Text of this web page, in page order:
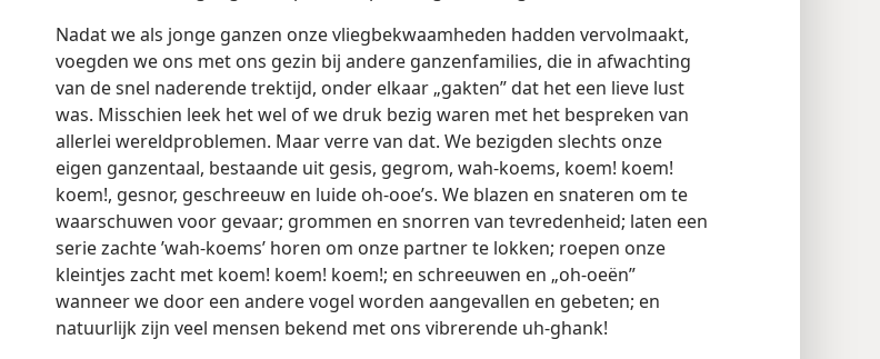
Nadat we als jonge ganzen onze vliegbekwaamheden hadden vervolmaakt,
voegden we ons met ons gezin bij andere ganzenfamilies, die in afwachting
van de snel naderende trektijd, onder elkaar „gakten” dat het een lieve lust
was. Misschien leek het wel of we druk bezig waren met het bespreken van
allerlei wereldproblemen. Maar verre van dat. We bezigden slechts onze
eigen ganzentaal, bestaande uit gesis, gegrom, wah-koems, koem! koem!
koem!, gesnor, geschreeuw en luide oh-ooe’s. We blazen en snateren om te
waarschuwen voor gevaar; grommen en snorren van tevredenheid; laten een
serie zachte ’wah-koems’ horen om onze partner te lokken; roepen onze
kleintjes zacht met koem! koem! koem!; en schreeuwen en „oh-oeën”
wanneer we door een andere vogel worden aangevallen en gebeten; en
natuurlijk zijn veel mensen bekend met ons vibrerende uh-ghank!